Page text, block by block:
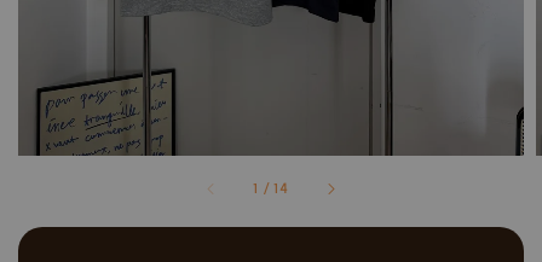
1 /14